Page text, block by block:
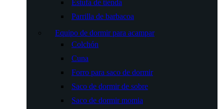
Estufa de tienda
Parrilla de barbacoa
Equipo de dormir para acampar
Colchón
Cuna
Forro para saco de dormir
Saco de dormir de sobre
Saco de dormir momia